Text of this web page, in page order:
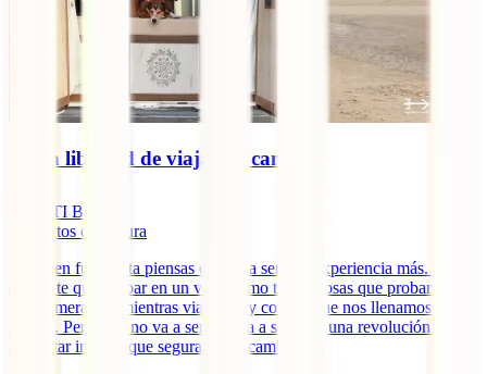
🚐 La libertad de viajar en camper
IATI Blog
minutos de lectura
Viajar en furgoneta piensas que va a ser una experiencia más. Algo
diferente que probar en un viaje como tantas cosas que probamos
por primera vez mientras viajamos y con las que nos llenamos de
ilusión. Pero esto no va a ser así. Va a ser toda una revolución. Un
despertar interior que seguramente cambie [...]